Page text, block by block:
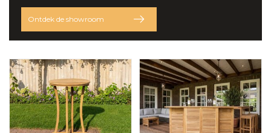
Ontdek de showroom